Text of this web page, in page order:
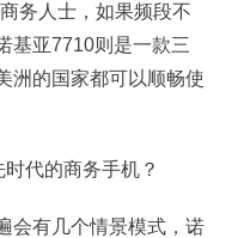
务人士，如果频段不
基亚7710则是一款三
洲的国家都可以顺畅使
会有几个情景模式，诺